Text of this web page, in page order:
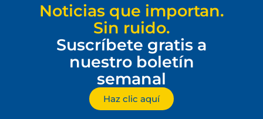
Noticias que importan.
Sin ruido.
Suscríbete gratis a
nuestro boletín
semanal
Haz clic aquí